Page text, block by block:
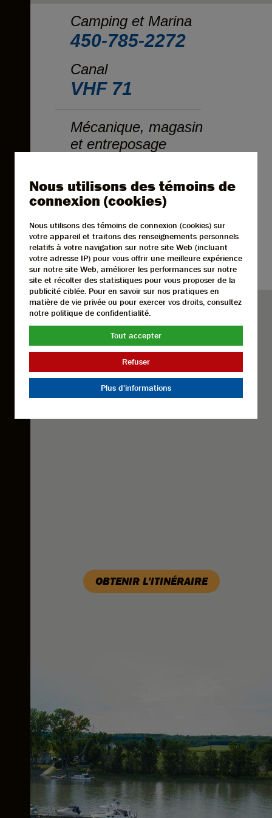
Camping et Marina
450-785-2272
Canal
VHF 71
Mécanique, magasin
et entreposage
Restaurant
450-785-2246
Numéro d'enregistrement
199452
OBTENIR L'ITINÉRAIRE
Nous utilisons des témoins de
connexion (cookies)
Nous utilisons des témoins de connexion (cookies) sur
votre appareil et traitons des renseignements personnels
relatifs à votre navigation sur notre site Web (incluant
votre adresse IP) pour vous offrir une meilleure expérience
sur notre site Web, améliorer les performances sur notre
site et récolter des statistiques pour vous proposer de la
publicité ciblée. Pour en savoir sur nos pratiques en
matière de vie privée ou pour exercer vos droits, consultez
notre politique de confidentialité.
Tout accepter
Refuser
Plus d'informations